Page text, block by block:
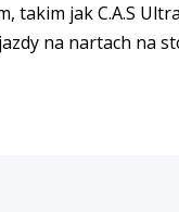
jak C.A.S
na nartach na